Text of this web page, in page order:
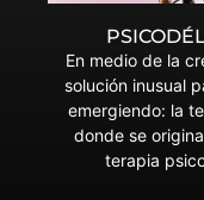
En medio de la
solución inusual
emergiendo: la
donde se
terapia